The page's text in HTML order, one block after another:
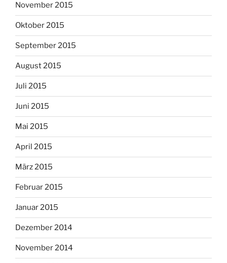
November 2015
Oktober 2015
September 2015
August 2015
Juli 2015
Juni 2015
Mai 2015
April 2015
März 2015
Februar 2015
Januar 2015
Dezember 2014
November 2014